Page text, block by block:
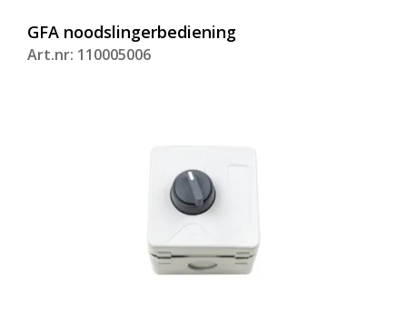
GFA noodslingerbediening
Art.nr: 110005006